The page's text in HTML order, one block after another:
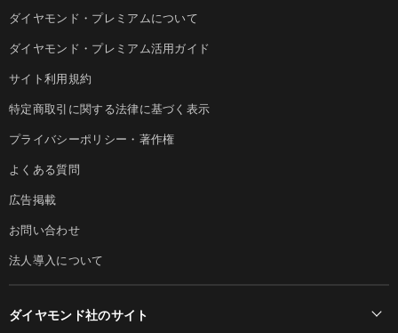
ダイヤモンド・プレミアムについて
ダイヤモンド・プレミアム活用ガイド
サイト利用規約
特定商取引に関する法律に基づく表示
プライバシーポリシー・著作権
よくある質問
広告掲載
お問い合わせ
法人導入について
ダイヤモンド社のサイト